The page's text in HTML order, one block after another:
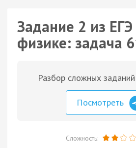
Задание 2 из
физике: задача
Разбор сложных заданий
Посмотреть
Сложность: